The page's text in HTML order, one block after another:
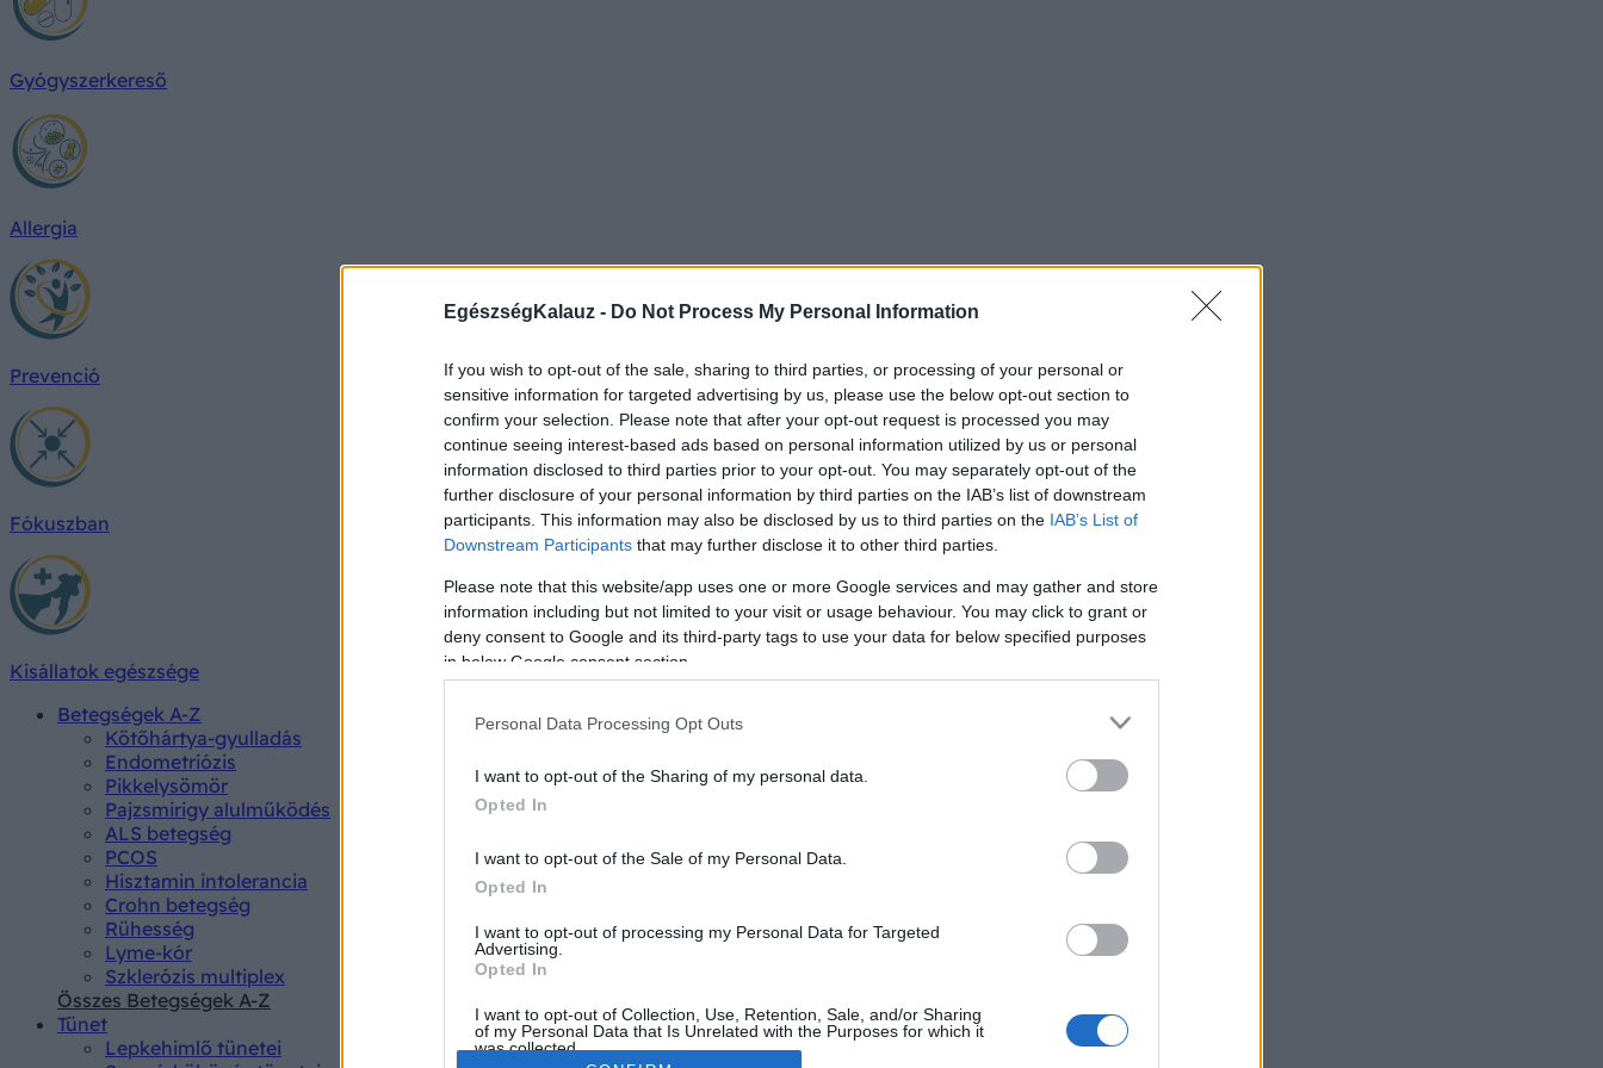
EgészségKalauz - Do Not Process My Personal Information
If you wish to opt-out of the sale, sharing to third parties, or processing of your personal or
sensitive information for targeted advertising by us, please use the below opt-out section to
confirm your selection. Please note that after your opt-out request is processed you may
continue seeing interest-based ads based on personal information utilized by us or personal
information disclosed to third parties prior to your opt-out. You may separately opt-out of the
further disclosure of your personal information by third parties on the IAB’s list of downstream
participants. This information may also be disclosed by us to third parties on the IAB’s List of
Downstream Participants that may further disclose it to other third parties.
Please note that this website/app uses one or more Google services and may gather and store
information including but not limited to your visit or usage behaviour. You may click to grant or
deny consent to Google and its third-party tags to use your data for below specified purposes
in below Google consent section.
Personal Data Processing Opt Outs
I want to opt-out of the Sharing of my personal data.
Opted In
I want to opt-out of the Sale of my Personal Data.
Opted In
I want to opt-out of processing my Personal Data for Targeted
Advertising.
Opted In
I want to opt-out of Collection, Use, Retention, Sale, and/or Sharing
of my Personal Data that Is Unrelated with the Purposes for which it
was collected.
Gyógyszerkereső
Allergia
Prevenció
Fókuszban
Kisállatok egészsége
Betegségek A-Z
Kötőhártya-gyulladás
Endometriózis
Pikkelysömör
Pajzsmirigy alulműködés
ALS betegség
PCOS
Hisztamin intolerancia
Crohn betegség
Rühesség
Lyme-kór
Szklerózis multiplex
Összes Betegségek A-Z
Tünet
Lepkehimlő tünetei